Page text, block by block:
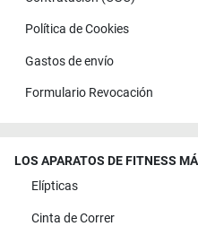
Política de Cookies
Gastos de envío
Formulario Revocación
LOS APARATOS DE FITNESS
Elípticas
Cinta de Correr